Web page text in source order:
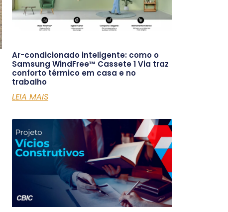
Ar-condicionado inteligente: como o
Samsung WindFree™ Cassete 1 Via traz
conforto térmico em casa e no
trabalho
LEIA MAIS